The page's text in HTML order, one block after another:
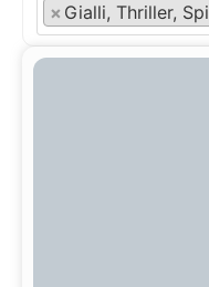
× Gialli, Thriller,